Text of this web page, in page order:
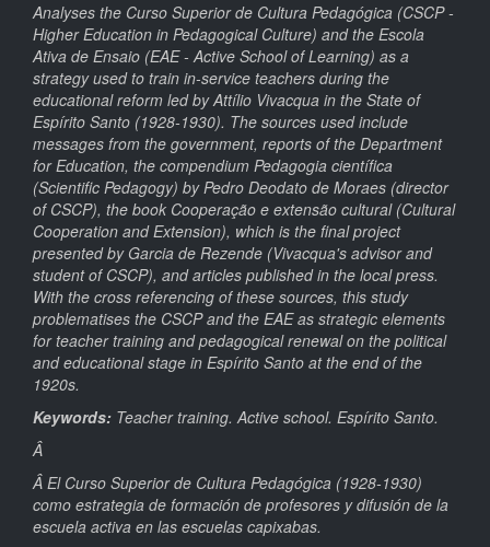
Analyses the Curso Superior de Cultura Pedagógica (CSCP -
Higher Education in Pedagogical Culture) and the Escola
Ativa de Ensaio (EAE - Active School of Learning) as a
strategy used to train in-service teachers during the
educational reform led by Attílio Vivacqua in the State of
Espírito Santo (1928-1930). The sources used include
messages from the government, reports of the Department
for Education, the compendium Pedagogia científica
(Scientific Pedagogy) by Pedro Deodato de Moraes (director
of CSCP), the book Cooperação e extensão cultural (Cultural
Cooperation and Extension), which is the final project
presented by Garcia de Rezende (Vivacqua's advisor and
student of CSCP), and articles published in the local press.
With the cross referencing of these sources, this study
problematises the CSCP and the EAE as strategic elements
for teacher training and pedagogical renewal on the political
and educational stage in Espírito Santo at the end of the
1920s.
Keywords: Teacher training. Active school. Espírito Santo.
Â
Â El Curso Superior de Cultura Pedagógica (1928-1930)
como estrategia de formación de profesores y difusión de la
escuela activa en las escuelas capixabas.